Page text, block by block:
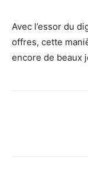
Avec l’essor du
offres, cette
encore de beaux